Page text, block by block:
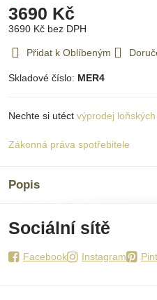
3690 Kč
3690 Kč bez DPH
Přidat k Oblíbeným
Skladové číslo: MER4
Nechte si utéct výprodej
Zákonná práva spotřebitele
Popis
Sociální sítě
Facebook Instagram